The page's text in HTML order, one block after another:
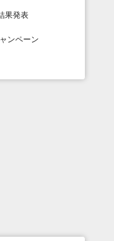
果発表
ンペーン